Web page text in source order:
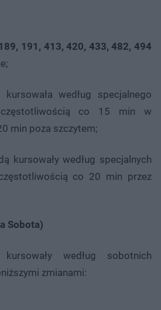
191, 413, 420, 433, 482, 494
według specjalnego
co 15 min w
min poza szczytem;
kursowały według specjalnych
co 20 min przez
Sobota)
według sobotnich
zmianami: